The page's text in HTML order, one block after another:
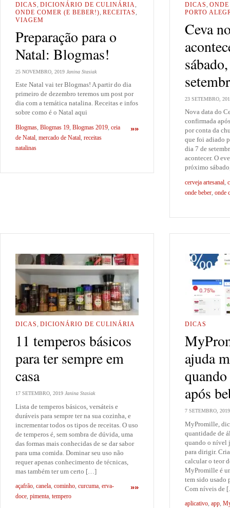
DICAS, DICIONÁRIO DE CULINÁRIA,
ONDE COMER (E BEBER!), RECEITAS,
VIAGEM
Preparação para o
Natal: Blogmas!
25 NOVEMBRO, 2019 Janina Stasiak
Este Natal vai ter Blogmas! A partir do dia
primeiro de dezembro teremos um post por
dia com a temática natalina. Receitas e infos
sobre como é o Natal aqui
»»
Blogmas, Blogmas 19, Blogmas 2019, ceia
de Natal, mercado de Natal, receitas
natalinas
DICAS,
PORTO
Ceva
23 SETEMBRO,
Nova data do
confirmada
por conta da
que foi adiado
dia 7 de
acontecer. O
próximo
cerveja artesanal,
onde beber, onde
DICAS, DICIONÁRIO DE CULINÁRIA
11 temperos básicos
para ter sempre em
casa
17 SETEMBRO, 2019 Janina Stasiak
Lista de temperos básicos, versáteis e
duráveis para sempre ter na sua cozinha, e
incrementar todos os tipos de receitas. O uso
de temperos é, sem sombra de dúvida, uma
das formas mais conhecidas de se dar sabor
para uma comida. Dominar seu uso não
requer apenas conhecimento de técnicas,
mas também ter um certo […]
»»
açafrão, canela, cominho, curcuma, erva-
doce, pimenta, tempero
DICAS
ajuda
após
7 SETEMBRO, 2019
MyPromille,
quantidade de
quando o nível
para dirigir.
calcular o teor
MyPromille é
tem sido usado
Com níveis de
aplicativo, app,